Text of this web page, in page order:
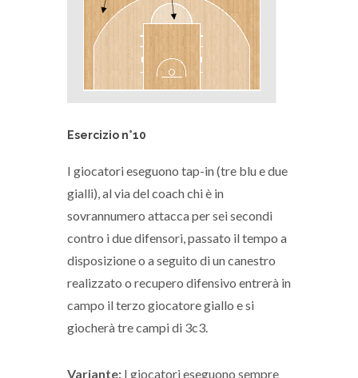
Esercizio n°10
I giocatori eseguono tap-in (tre blu e due
gialli), al via del coach chi è in
sovrannumero attacca per sei secondi
contro i due difensori, passato il tempo a
disposizione o a seguito di un canestro
realizzato o recupero difensivo entrerà in
campo il terzo giocatore giallo e si
giocherà tre campi di 3c3.
Variante: I giocatori eseguono sempre